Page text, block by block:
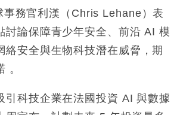
赴洛杉磯高球場活動前 男子攜槍彈被捕
月PMI回落至51 企業擴張放慢兼縮減人
再籌逾360億美元 支援Anthropic租用
務官利漢（Chris Lehane）表
討論保障青少年安全、前沿 AI 模
絡安全與生物科技潛在威脅，期
。
引科技企業在法國投資 AI 與數據